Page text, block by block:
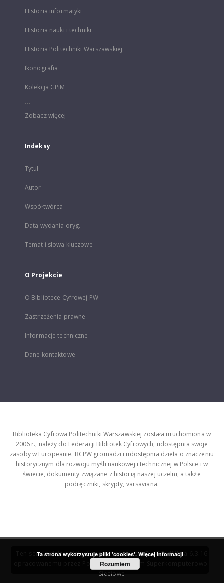
Historia informatyki
Historia nauki i techniki
Historia Politechniki Warszawskiej
Ikonografia
Kolekcja GPiM
...
Zobacz więcej
Indeksy
Tytuł
Autor
Współtwórca
Data wydania oryg.
Temat i słowa kluczowe
O Projekcie
O Bibliotece Cyfrowej PW
Zastrzeżenia prawne
Informacje techniczne
Dane kontaktowe
Biblioteka Cyfrowa Politechniki Warszawskiej została uruchomiona w
2006 r., należy do Federacji Bibliotek Cyfrowych, udostępnia swoje
zasoby w Europeanie. BCPW gromadzi i udostępnia dzieła o znaczeniu
historycznym dla rozwoju myśli naukowej i technicznej w Polsce i w
świecie, dokumenty związane z historią naszej uczelni, a także
podręczniki, skrypty, varsaviana.
Ten serwis działa dzięki oprogramowaniuDInGO dLibra 6.3.16
Poznańskie Centrum Superkomputerowo-
Sieciowe
Ta strona wykorzystuje pliki 'cookies'. Więcej informacji
Rozumiem